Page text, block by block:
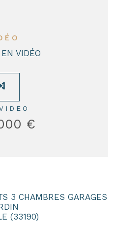
VIDÉO
€
3 CHAMBRES GARAGES
(33190)